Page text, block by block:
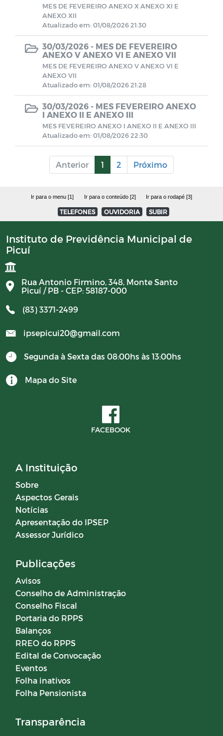
COMITE DE INVESTIMENTO 2023
COMITER DE INVESTIMENTO 2024
RESUMO GERAL DA PREVIDENCIA 2024
CONTRATOS 2024
BALANCETES 2025
Documentos
Editais
Horários Funcionários
Concurso Público
MES DE FEVEREIRO ANEXO X ANEXO XI E
ANEXO XII
Atualizado em: 01/08/2026 21:30
30/03/2026 - MES DE FEVEREIRO
ANEXO V ANEXO VI E ANEXO VII
MES DE FEVEREIRO ANEXO V ANEXO VI E
ANEXO VII
Atualizado em: 01/08/2026 21:28
30/03/2026 - MES FEVEREIRO ANEXO
I ANEXO II E ANEXO III
MES FEVEREIRO ANEXO I ANEXO II E ANEXO III
Atualizado em: 01/08/2026 22:30
Anterior 1 2 Próximo
Ir para o menu [1] Ir para o conteúdo [2] Ir para o rodapé [3]
TELEFONES OUVIDORIA SUBIR
Instituto de Previdência Municipal de
Picuí
Rua Antonio Firmino, 348, Monte Santo
Picuí / PB - CEP: 58187-000
(83) 3371-2499
ipsepicui20@gmail.com
Segunda à Sexta das 08:00hs às 13:00hs
Mapa do Site
FACEBOOK
A Instituição
Sobre
Aspectos Gerais
Notícias
Apresentação do IPSEP
Assessor Jurídico
Publicações
Avisos
Conselho de Administração
Conselho Fiscal
Portaria do RPPS
Balanços
RREO do RPPS
Edital de Convocação
Eventos
Folha inativos
Folha Pensionista
Transparência